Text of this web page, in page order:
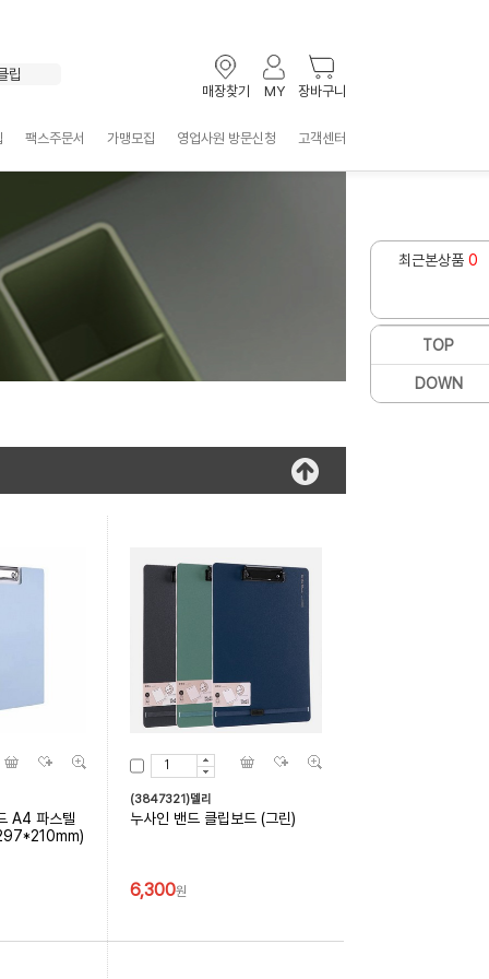
립
우스
스트잇
매장찾기 MY 장바구니
팩스주문서 가맹모집 영업사원 방문신청 고객센터
A4 파스텔
(3847321)델리
누사인 밴드 클립보드 (그린)
6,300원
최근본상품 0
TOP
DOWN